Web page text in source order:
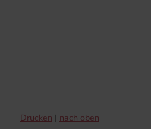
Drucken nach oben